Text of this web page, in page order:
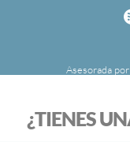
Asesorada
FundéuRAE es una
¿TIENES